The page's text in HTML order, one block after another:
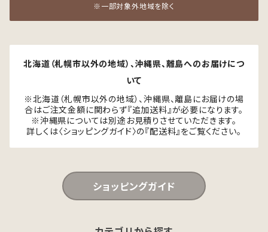
※一部対象外地域を除く
北海道（札幌市以外の地域）、沖縄県、離島へのお届けにつ
いて
※北海道（札幌市以外の地域）、沖縄県、離島にお届けの場
合はご注文金額に関わらず『追加送料』が必要になります。
※沖縄県については別途お見積りさせていただきます。
詳しくは〈ショッピングガイド〉の『配送料』をご覧ください。
ショッピングガイド